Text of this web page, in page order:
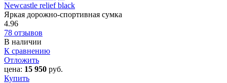
Newcastle relief black
Яркая дорожно-спортивная сумка
4.96
78 отзывов
В наличии
К сравнению
Отложить
цена: 15 950 руб.
Купить